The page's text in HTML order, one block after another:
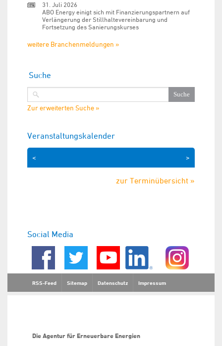
31. Juli 2026
ABO Energy einigt sich mit Finanzierungspartnern auf
Verlängerung der Stillhaltevereinbarung und
Fortsetzung des Sanierungskurses
weitere Branchenmeldungen »
Suche
Zur erweiterten Suche »
Veranstaltungskalender
>
<
zur Terminübersicht »
Social Media
RSS-Feed Sitemap Datenschutz Impressum
Die Agentur für Erneuerbare Energien